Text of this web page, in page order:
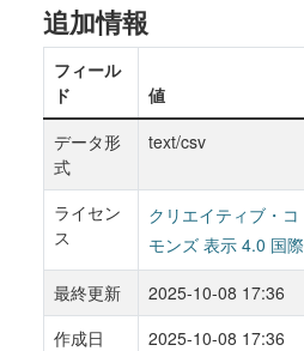
追加情報
フィール
ド
値
データ形
式
text/csv
ライセン
ス
クリエイティブ・コ
モンズ 表示 4.0 国際
最終更新
2025-10-08 17:36
作成日
2025-10-08 17:36